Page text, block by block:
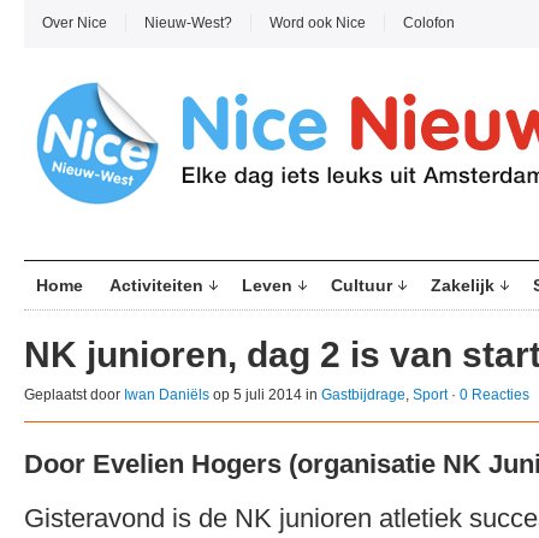
Over Nice Nieuw-West? Word ook Nice Colofon
Home Activiteiten Leven Cultuur Zakelijk
NK junioren, dag 2 is van
Geplaatst door Iwan Daniëls op 5 juli 2014 in Gastbijdrage, Sport· 0 Reacties
Door Evelien Hogers (organisatie NK
Gisteravond is de NK junioren atletiek